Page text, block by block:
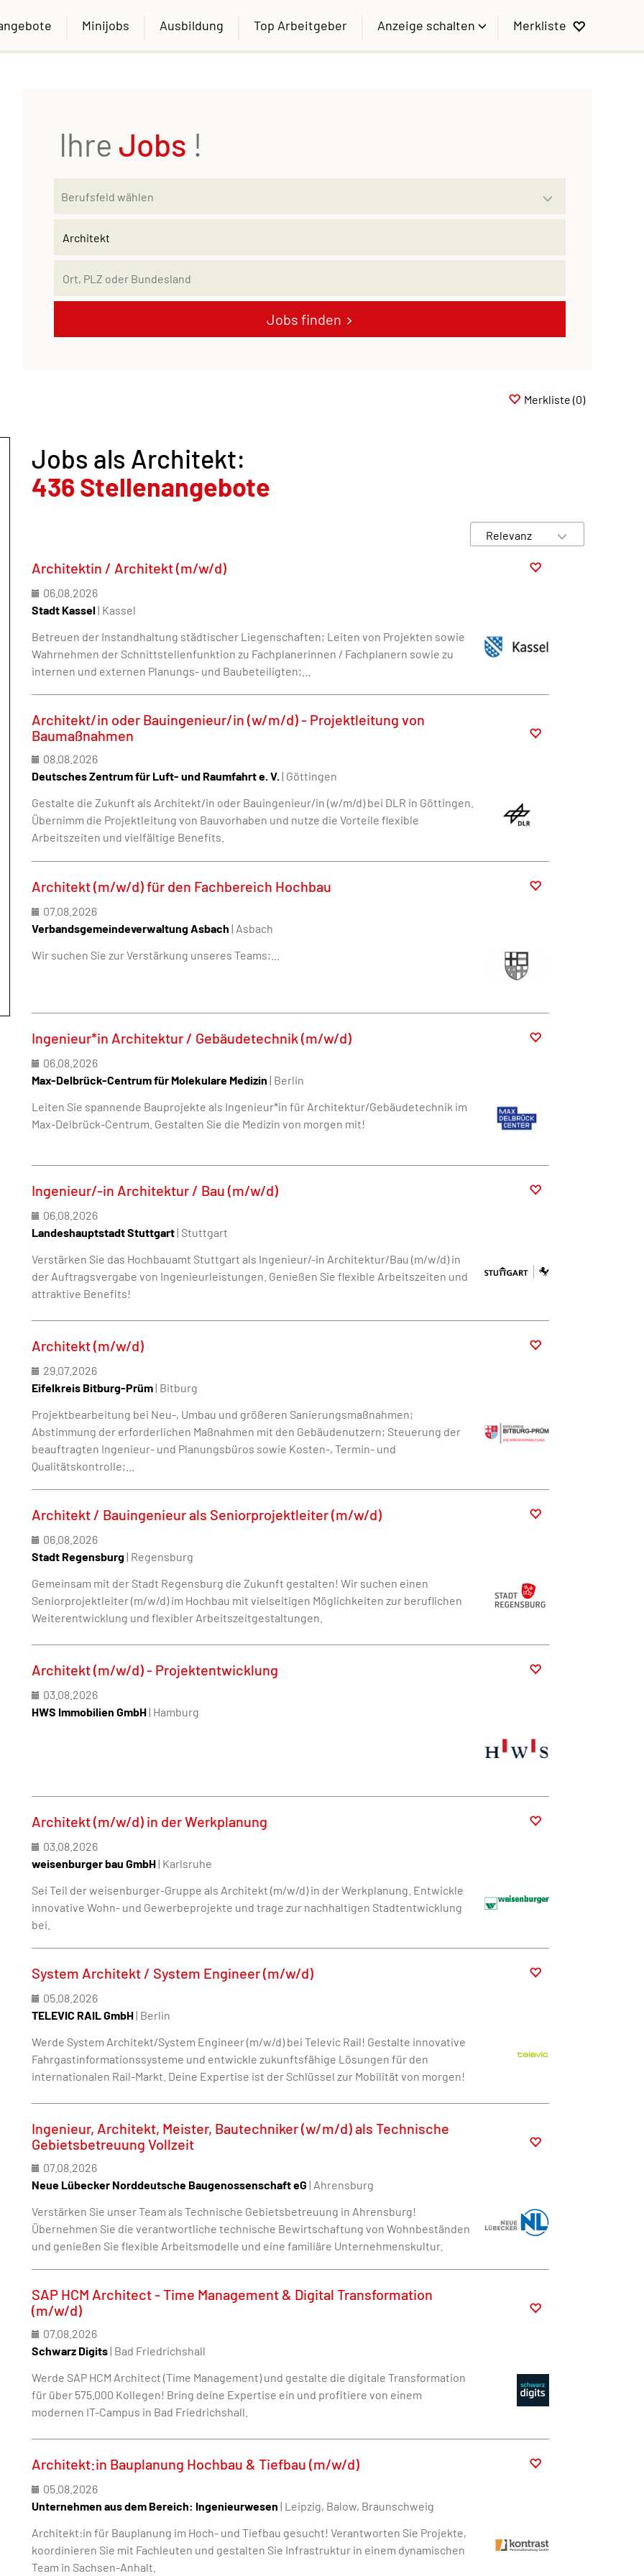
Minijobs Ausbildung Top Arbeitgeber Anzeige schalten Merkliste
Ihre Jobs !
Jobs finden
Merkliste (0)
Jobs als Architekt:
436 Stellenangebote
Architektin / Architekt (m/w/d)
06.08.2026
Stadt Kassel| Kassel
Betreuen der Instandhaltung städtischer Liegenschaften; Leiten von Projekten sowie
Wahrnehmen der Schnittstellenfunktion zu Fachplanerinnen / Fachplanern sowie zu
internen und externen Planungs- und Baubeteiligten;...
Architekt/in oder Bauingenieur/in (w/m/d) - Projektleitung von
Baumaßnahmen
08.08.2026
Deutsches Zentrum für Luft- und Raumfahrt e. V.| Göttingen
Gestalte die Zukunft als Architekt/in oder Bauingenieur/in (w/m/d) bei DLR in Göttingen.
Übernimm die Projektleitung von Bauvorhaben und nutze die Vorteile flexible
Arbeitszeiten und vielfältige Benefits.
Architekt (m/w/d) für den Fachbereich Hochbau
07.08.2026
Verbandsgemeindeverwaltung Asbach | Asbach
Wir suchen Sie zur Verstärkung unseres Teams;...
Ingenieur*in Architektur / Gebäudetechnik (m/w/d)
06.08.2026
Max-Delbrück-Centrum für Molekulare Medizin | Berlin
Leiten Sie spannende Bauprojekte als Ingenieur*in für Architektur/Gebäudetechnik im
Max-Delbrück-Centrum. Gestalten Sie die Medizin von morgen mit!
Ingenieur/-in Architektur / Bau (m/w/d)
06.08.2026
Landeshauptstadt Stuttgart| Stuttgart
Verstärken Sie das Hochbauamt Stuttgart als Ingenieur/-in Architektur/Bau (m/w/d) in
der Auftragsvergabe von Ingenieurleistungen. Genießen Sie flexible Arbeitszeiten und
attraktive Benefits!
Architekt (m/w/d)
29.07.2026
Eifelkreis Bitburg-Prüm| Bitburg
Projektbearbeitung bei Neu-, Umbau und größeren Sanierungsmaßnahmen;
Abstimmung der erforderlichen Maßnahmen mit den Gebäudenutzern; Steuerung der
beauftragten Ingenieur- und Planungsbüros sowie Kosten-, Termin- und
Qualitätskontrolle;...
Architekt / Bauingenieur als Seniorprojektleiter (m/w/d)
06.08.2026
Stadt Regensburg| Regensburg
Gemeinsam mit der Stadt Regensburg die Zukunft gestalten! Wir suchen einen
Seniorprojektleiter (m/w/d) im Hochbau mit vielseitigen Möglichkeiten zur beruflichen
Weiterentwicklung und flexibler Arbeitszeitgestaltungen.
Architekt (m/w/d) - Projektentwicklung
03.08.2026
HWS Immobilien GmbH| Hamburg
Architekt (m/w/d) in der Werkplanung
03.08.2026
weisenburger bau GmbH| Karlsruhe
Sei Teil der weisenburger-Gruppe als Architekt (m/w/d) in der Werkplanung. Entwickle
innovative Wohn- und Gewerbeprojekte und trage zur nachhaltigen Stadtentwicklung
bei.
System Architekt / System Engineer (m/w/d)
05.08.2026
TELEVIC RAIL GmbH| Berlin
Werde System Architekt/System Engineer (m/w/d) bei Televic Rail! Gestalte innovative
Fahrgastinformationssysteme und entwickle zukunftsfähige Lösungen für den
internationalen Rail-Markt. Deine Expertise ist der Schlüssel zur Mobilität von morgen!
Ingenieur, Architekt, Meister, Bautechniker (w/m/d) als Technische
Gebietsbetreuung Vollzeit
07.08.2026
Neue Lübecker Norddeutsche Baugenossenschaft eG | Ahrensburg
Verstärken Sie unser Team als Technische Gebietsbetreuung in Ahrensburg!
Übernehmen Sie die verantwortliche technische Bewirtschaftung von Wohnbeständen
und genießen Sie flexible Arbeitsmodelle und eine familiäre Unternehmenskultur.
SAP HCM Architect - Time Management & Digital Transformation
(m/w/d)
07.08.2026
Schwarz Digits| Bad Friedrichshall
Werde SAP HCM Architect (Time Management) und gestalte die digitale Transformation
für über 575.000 Kollegen! Bring deine Expertise ein und profitiere von einem
modernen IT-Campus in Bad Friedrichshall.
Architekt:in Bauplanung Hochbau & Tiefbau (m/w/d)
05.08.2026
Unternehmen aus dem Bereich: Ingenieurwesen | Leipzig, Balow, Braunschweig
Architekt:in für Bauplanung im Hoch- und Tiefbau gesucht! Verantworten Sie Projekte,
koordinieren Sie mit Fachleuten und gestalten Sie Infrastruktur in einem dynamischen
Team in Sachsen-Anhalt.